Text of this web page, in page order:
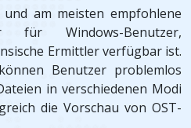
am meisten empfohlene
für Windows-Benutzer,
Ermittler verfügbar ist.
Benutzer problemlos
in verschiedenen Modi
die Vorschau von OST-